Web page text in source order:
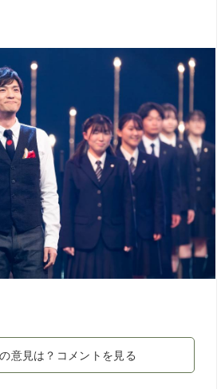
意見は？コメントを見る